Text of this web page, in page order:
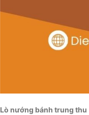
Lò nướng bánh trung thu